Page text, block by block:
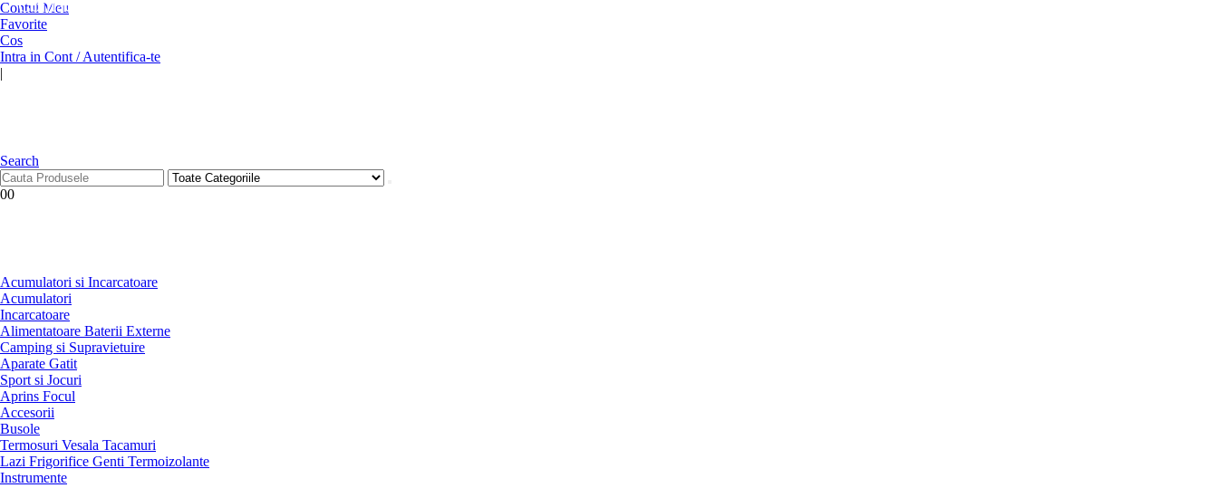
Contul Meu
Favorite
Cos
Intra in Cont / Autentifica-te
|
Search
00
Acumulatori si Incarcatoare
Acumulatori
Incarcatoare
Alimentatoare Baterii Externe
Camping si Supravietuire
Aparate Gatit
Sport si Jocuri
Aprins Focul
Accesorii
Busole
Termosuri Vesala Tacamuri
Lazi Frigorifice Genti Termoizolante
Instrumente
Contactati-ne!